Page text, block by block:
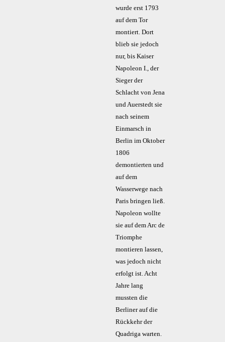
wurde erst 1793
auf dem Tor
montiert. Dort
blieb sie jedoch
nur, bis Kaiser
Napoleon I., der
Sieger der
Schlacht von Jena
und Auerstedt sie
nach seinem
Einmarsch in
Berlin im Oktober
1806
demontierten und
auf dem
Wasserwege nach
Paris bringen ließ.
Napoleon wollte
sie auf dem Arc de
Triomphe
montieren lassen,
was jedoch nicht
erfolgt ist. Acht
Jahre lang
mussten die
Berliner auf die
Rückkehr der
Quadriga warten.